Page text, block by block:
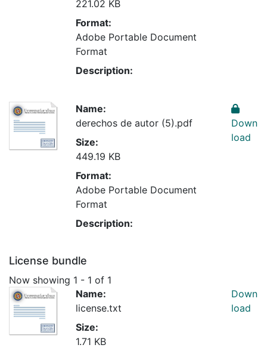
221.02 KB
Format:
Adobe Portable Document
Format
Description:
Name:
derechos de autor (5).pdf
Size:
449.19 KB
Format:
Adobe Portable Document
Format
Description:
Down
load
License bundle
Now showing 1 - 1 of 1
Name:
license.txt
Size:
1.71 KB
Down
load